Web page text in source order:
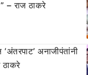
– राज ठाकरे
अनाजीपंतांनी
ठाकरे